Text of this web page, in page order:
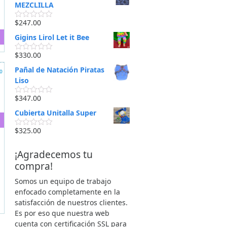
o
r
a
d
e
n
0
d
e
5
MEZCLILLA
V
l
o
r
a
d
o
e
n
0
d
e
5
$247.00
Gigins Lirol Let it Bee
V
l
o
r
a
d
e
n
0
d
$330.00
Pañal de Natación Piratas
Liso
V
l
o
r
a
e
n
0
d
e
5
$347.00
Cubierta Unitalla Super
V
o
r
a
o
n
0
d
e
5
$325.00
¡Agradecemos tu
compra!
Somos un equipo de trabajo
enfocado completamente en la
satisfacción de nuestros clientes.
Es por eso que nuestra web
cuenta con certificación SSL para